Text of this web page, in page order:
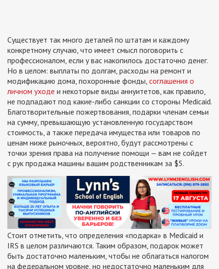
Существует так много деталей по штатам и каждому
конкретному случаю, что имеет смысл поговорить с
профессионалом, если у вас накопилось достаточно денег.
Но в целом: выплаты по долгам, расходы на ремонт и
модификацию дома, похоронные фонды, соглашения о
личном уходе и некоторые виды аннуитетов, как правило,
не подпадают под какие-либо санкции со стороны Medicaid.
Благотворительные пожертвования, подарки членам семьи
на сумму, превышающую установленную государством
стоимость, а также передача имущества или товаров по
ценам ниже рыночных, вероятно, будут рассмотрены с
точки зрения права на получение помощи — вам не сойдет
с рук продажа машины вашим родственникам за $5.
Стоит отметить, что определения «подарка» в Medicaid и
IRS в целом различаются. Таким образом, подарок может
быть достаточно маленьким, чтобы не облагаться налогом
на федеральном уровне, но недостаточно маленьким для